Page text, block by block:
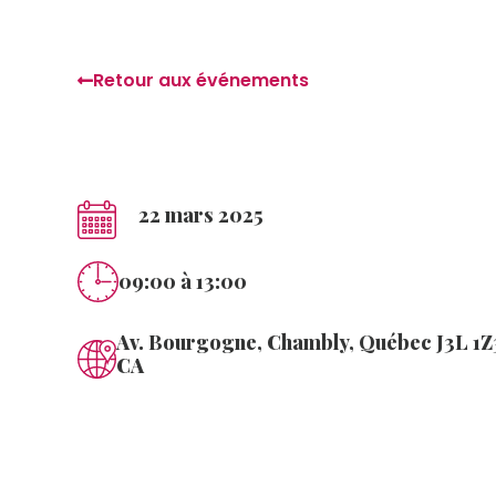
Retour aux événements
22 mars 2025
09:00 à 13:00
Av. Bourgogne, Chambly, Québec J3L
CA